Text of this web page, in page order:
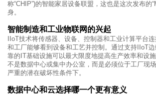
称“CHIP”)的智能家居设备联盟，这也是这次发布的
身。
智能制造和工业物联网的兴起
IIoT技术将传感器、设备、控制器和工业计算平台
和工厂能够看到设备和工艺并控制。通过支持IIoT
靠的IT基础设施可以最大限度地提高生产效率和设
不是数据中心或集中办公室，而是必须位于工厂现
严重的潜在破坏性条件下。
数据中心和云选择哪一个更有意义